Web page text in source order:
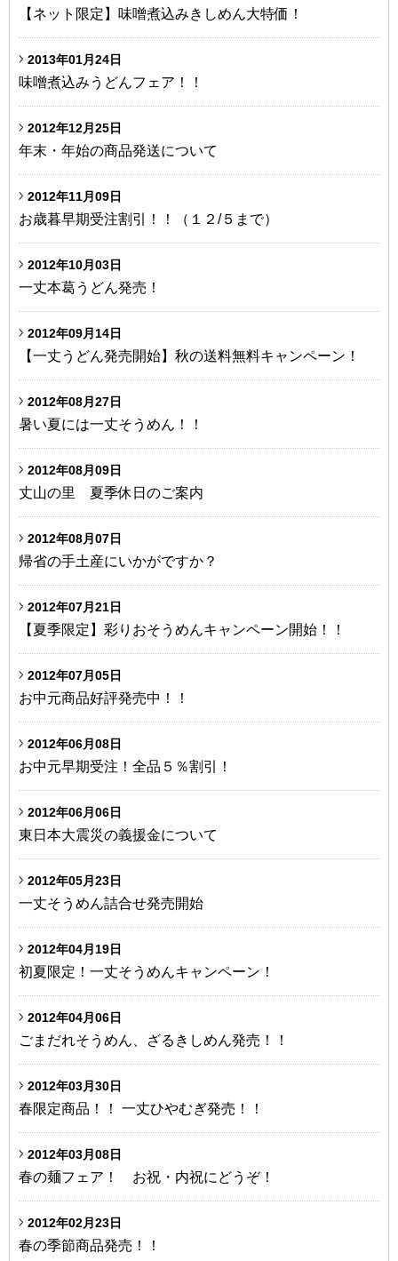
【ネット限定】味噌煮込みきしめん大特価！
2013年01月24日
味噌煮込みうどんフェア！！
2012年12月25日
年末・年始の商品発送について
2012年11月09日
お歳暮早期受注割引！！（１２/５まで）
2012年10月03日
一丈本葛うどん発売！
2012年09月14日
【一丈うどん発売開始】秋の送料無料キャンペーン！
2012年08月27日
暑い夏には一丈そうめん！！
2012年08月09日
丈山の里 夏季休日のご案内
2012年08月07日
帰省の手土産にいかがですか？
2012年07月21日
【夏季限定】彩りおそうめんキャンペーン開始！！
2012年07月05日
お中元商品好評発売中！！
2012年06月08日
お中元早期受注！全品５％割引！
2012年06月06日
東日本大震災の義援金について
2012年05月23日
一丈そうめん詰合せ発売開始
2012年04月19日
初夏限定！一丈そうめんキャンペーン！
2012年04月06日
ごまだれそうめん、ざるきしめん発売！！
2012年03月30日
春限定商品！！ 一丈ひやむぎ発売！！
2012年03月08日
春の麺フェア！ お祝・内祝にどうぞ！
2012年02月23日
春の季節商品発売！！